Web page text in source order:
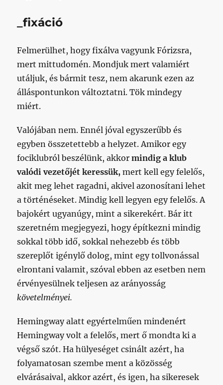
_fixáció
Felmerülhet, hogy fixálva vagyunk Fórizsra,
mert mittudomén. Mondjuk mert valamiért
utáljuk, és bármit tesz, nem akarunk ezen az
álláspontunkon változtatni. Tök mindegy
miért.
Valójában nem. Ennél jóval egyszerűbb és
egyben összetettebb a helyzet. Amikor egy
fociklubról beszélünk, akkormindig a klub
valódi vezetőjét keressük, mert kell egy felelős,
akit meg lehet ragadni, akivel azonosítani lehet
a történéseket. Mindig kell legyen egy felelős. A
bajokért ugyanúgy, mint a sikerekért. Bár itt
szeretném megjegyezi, hogy építkezni mindig
sokkal több idő, sokkal nehezebb és több
szereplőt igénylő dolog, mint egy tollvonással
elrontani valamit, szóval ebben az esetben nem
érvényesülnek teljesen az arányosság
követelményei.
Hemingway alatt egyértelműen mindenért
Hemingway volt a felelős, mert ő mondta ki a
végső szót. Ha hülyeséget csinált azért, ha
folyamatosan szembe ment a közösség
elvárásaival, akkor azért, és igen, ha sikeresek